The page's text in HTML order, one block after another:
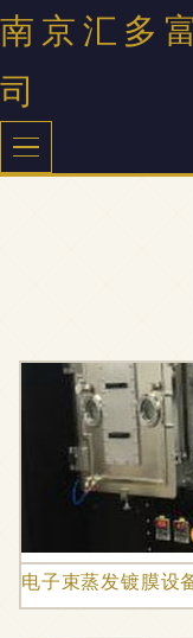
南京汇多
司
电子束蒸发镀膜设